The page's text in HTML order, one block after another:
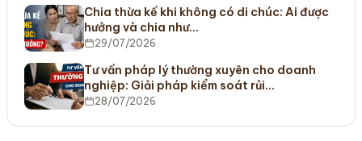
Chia thừa kế khi không có di chúc: Ai được
hưởng và chia như…
29/07/2026
Tư vấn pháp lý thường xuyên cho doanh
nghiệp: Giải pháp kiểm soát rủi…
28/07/2026